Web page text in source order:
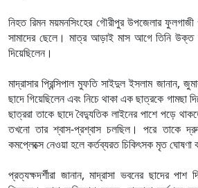
নিহত রিমন ময়মনসিংহের গৌরীপুর উপজেলার ফুলগাজী
সামাদের ছেলে। মাত্র আড়াই মাস আগে তিনি উক্ত
দিয়েছিলেন।
মাদ্রাসার প্রিন্সিপাল মুফতি সাইদুল ইসলাম জানান,
ছাদে গিয়েছিলেন এবং নিচে থাকা এক ছাত্রকে
ছাত্ররা তাকে ছাদে বৈদ্যুতিক লাইনের পাশে পড়ে
তখনো তার শ্বাস-প্রশ্বাস চলছিল। পরে তাকে
কমপ্লেক্সে নেওয়া হলে কর্তব্যরত চিকিৎসক মৃত ঘোষণা
প্রত্যক্ষদর্শীরা জানান, মাদ্রাসা ভবনের ছাদের